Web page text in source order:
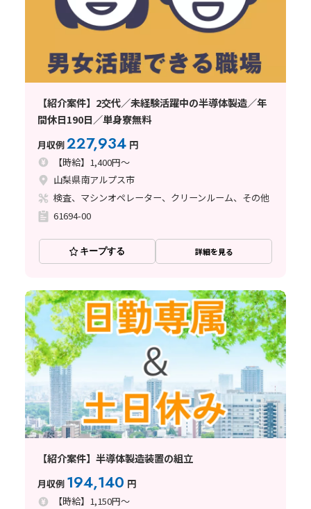
【紹介案件】2交代／未経験活躍中の半導体製造／年
間休日190日／単身寮無料
月収例227,934 円
【時給】1,400円～
山梨県南アルプス市
検査、マシンオペレーター、クリーンルーム、その他
61694-00
キープする 詳細を見る
【紹介案件】半導体製造装置の組立
月収例 194,140 円
【時給】1,150円～